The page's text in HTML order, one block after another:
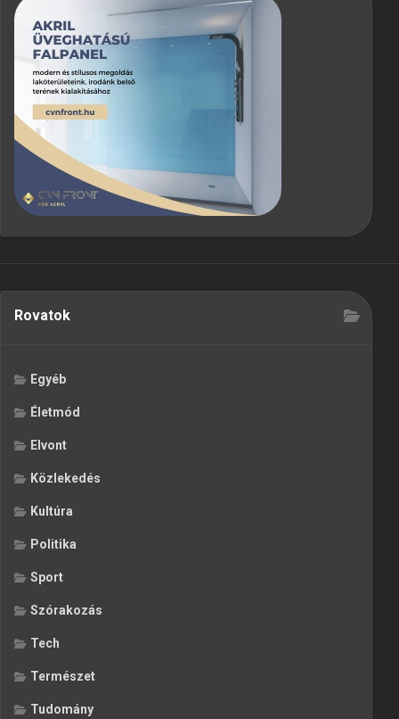
Rovatok
Egyéb
Életmód
Elvont
Közlekedés
Kultúra
Politika
Sport
Szórakozás
Tech
Természet
Tudomány